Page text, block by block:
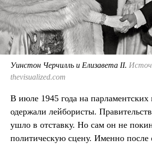
Уинстон Черчилль и Елизавета II.
thevisualized.com
В июле 1945 года на парламентских
одержали лейбористы.
ушло в отставку. Но сам он не
политическую сцену. Именно после